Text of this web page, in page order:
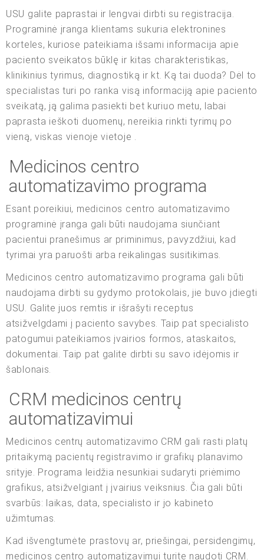
USU galite paprastai ir lengvai dirbti su registracija.
Programinė įranga klientams sukuria elektronines
korteles, kuriose pateikiama išsami informacija apie
paciento sveikatos būklę ir kitas charakteristikas,
klinikinius tyrimus, diagnostiką ir kt. Ką tai duoda? Dėl to
specialistas turi po ranka visą informaciją apie paciento
sveikatą, ją galima pasiekti bet kuriuo metu, labai
paprasta ieškoti duomenų, nereikia rinkti tyrimų po
vieną, viskas vienoje vietoje .
Medicinos centro
automatizavimo programa
Esant poreikiui, medicinos centro automatizavimo
programinė įranga gali būti naudojama siunčiant
pacientui pranešimus ar priminimus, pavyzdžiui, kad
tyrimai yra paruošti arba reikalingas susitikimas.
Medicinos centro automatizavimo programa gali būti
naudojama dirbti su gydymo protokolais, jie buvo įdiegti
USU. Galite juos remtis ir išrašyti receptus
atsižvelgdami į paciento savybes. Taip pat specialisto
patogumui pateikiamos įvairios formos, ataskaitos,
dokumentai. Taip pat galite dirbti su savo idėjomis ir
šablonais.
CRM medicinos centrų
automatizavimui
Medicinos centrų automatizavimo CRM gali rasti platų
pritaikymą pacientų registravimo ir grafikų planavimo
srityje. Programa leidžia nesunkiai sudaryti priėmimo
grafikus, atsižvelgiant į įvairius veiksnius. Čia gali būti
svarbūs: laikas, data, specialisto ir jo kabineto
užimtumas.
Kad išvengtumėte prastovų ar, priešingai, persidengimų,
medicinos centro automatizavimui turite naudoti CRM.